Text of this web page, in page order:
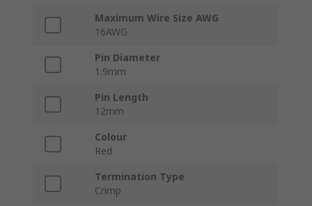
Maximum Wire Size AWG
16AWG
Pin Diameter
1.9mm
Pin Length
12mm
Colour
Red
Termination Type
Crimp